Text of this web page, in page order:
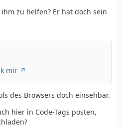
zu helfen? Er hat doch sein
mir
des Browsers doch einsehbar.
hier in Code-Tags posten,